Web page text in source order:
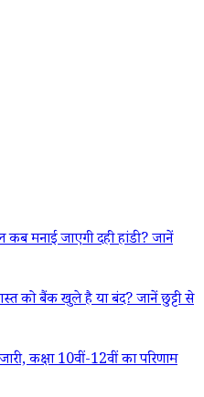
मनाई जाएगी दही हांडी? जानें
बैंक खुले है या बंद? जानें छुट्टी से
कक्षा 10वीं-12वीं का परिणाम